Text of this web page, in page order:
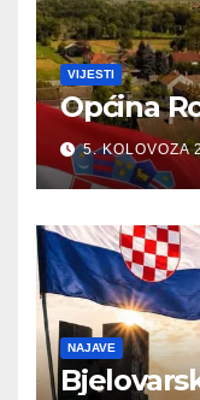
VIJESTI
Općina
5. KOLOVOZA
NAJAVE